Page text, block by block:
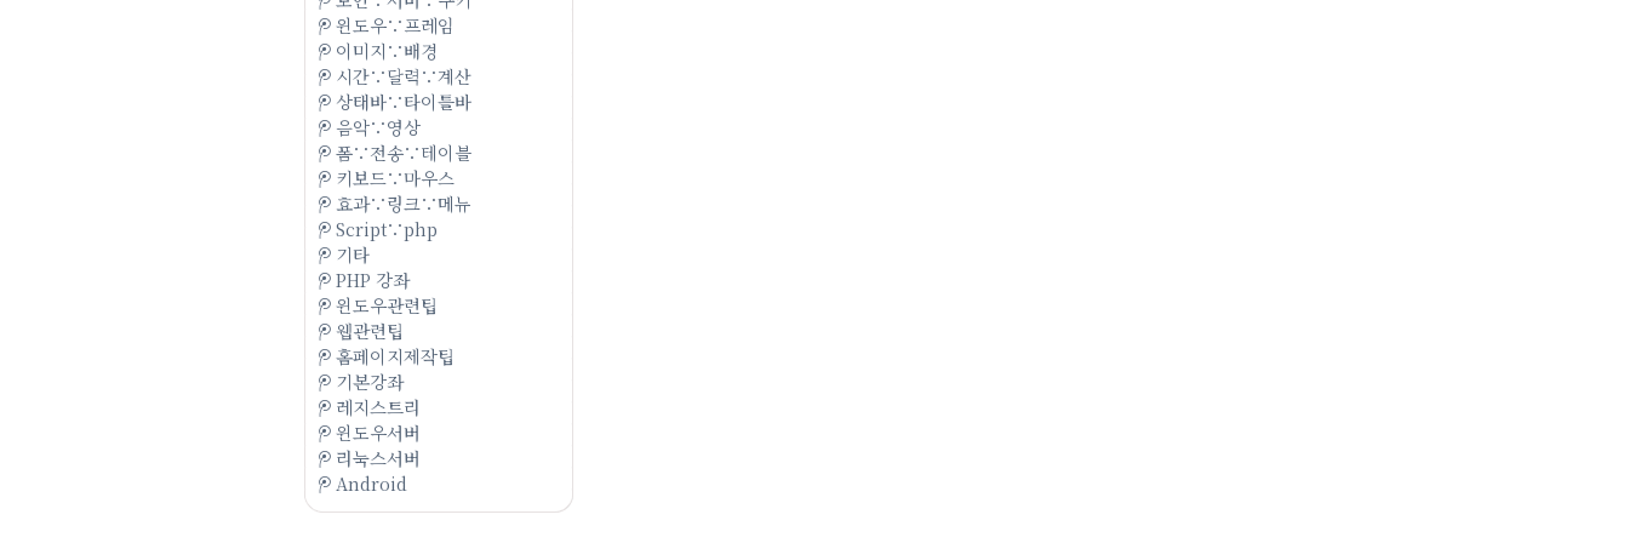
윈도우∵프레임
이미지∵배경
시간∵달력∵계산
상태바∵타이틀바
음악∵영상
폼∵전송∵테이블
키보드∵마우스
효과∵링크∵메뉴
Script∵php
기타
PHP 강좌
윈도우관련팁
웹관련팁
홈페이지제작팁
기본강좌
레지스트리
윈도우서버
리눅스서버
Android